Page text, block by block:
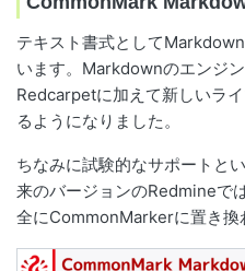
テキスト書式として
います。Markdownのエンジ
Redcarpetに加えて新しいラ
るようになりました。
ちなみに試験的なサポートと
来のバージョンのRedmineで
全にCommonMarkerに置き換